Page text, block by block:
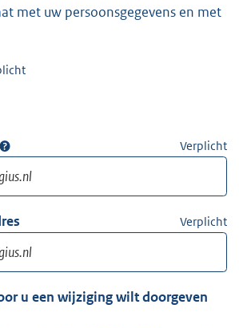
met uw persoonsgegevens en met
Verplicht
Verplicht
u een wijziging wilt doorgeven